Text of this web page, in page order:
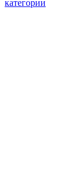
категории